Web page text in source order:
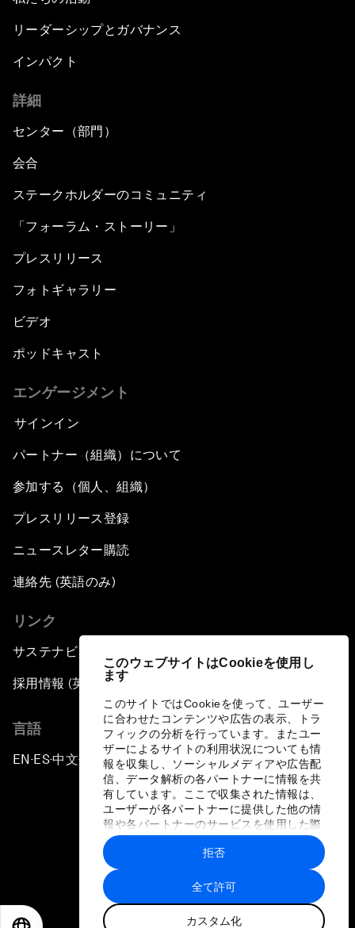
このウェブサイトはCookieを使用し
ます
このサイトではCookieを使って、ユーザー
に合わせたコンテンツや広告の表示、トラ
フィックの分析を行っています。またユー
ザーによるサイトの利用状況についても情
報を収集し、ソーシャルメディアや広告配
信、データ解析の各パートナーに情報を共
有しています。ここで収集された情報は、
ユーザーが各パートナーに提供した他の情
報や各パートナーのサービスを使用した際
に収集された情報と組み合わされ、各パー
トナーによって使用されることがありま
す。
全て許可
カスタム化
拒否
リーダーシップとガバナンス
インパクト
詳細
センター（部門）
会合
ステークホルダーのコミュニティ
「フォーラム・ストーリー」
プレスリリース
フォトギャラリー
ビデオ
ポッドキャスト
エンゲージメント
サインイン
パートナー（組織）について
参加する（個人、組織）
プレスリリース登録
ニュースレター購読
連絡先 (英語のみ)
リンク
サステナビリティへの取り組み
採用情報 (英語のみ)
言語
EN ▪ ES▪中文▪ 日本語
プライバシーポリシーと利用規約
サイトマップ